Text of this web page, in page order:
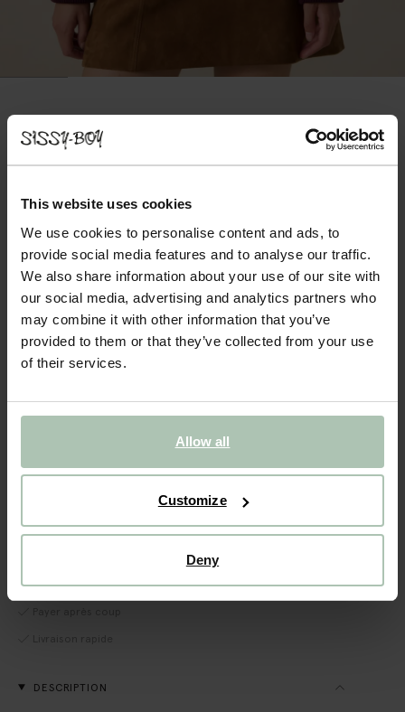
This website uses cookies
We use cookies to personalise content and ads, to
provide social media features and to analyse our traffic.
We also share information about your use of our site with
our social media, advertising and analytics partners who
may combine it with other information that you’ve
provided to them or that they’ve collected from your use
of their services.
Allow all
Customize
Deny
89.98 53.99
Couleurs
AJOUTER AU PANIER
Livraison gratuite en magasin
DESCRIPTION